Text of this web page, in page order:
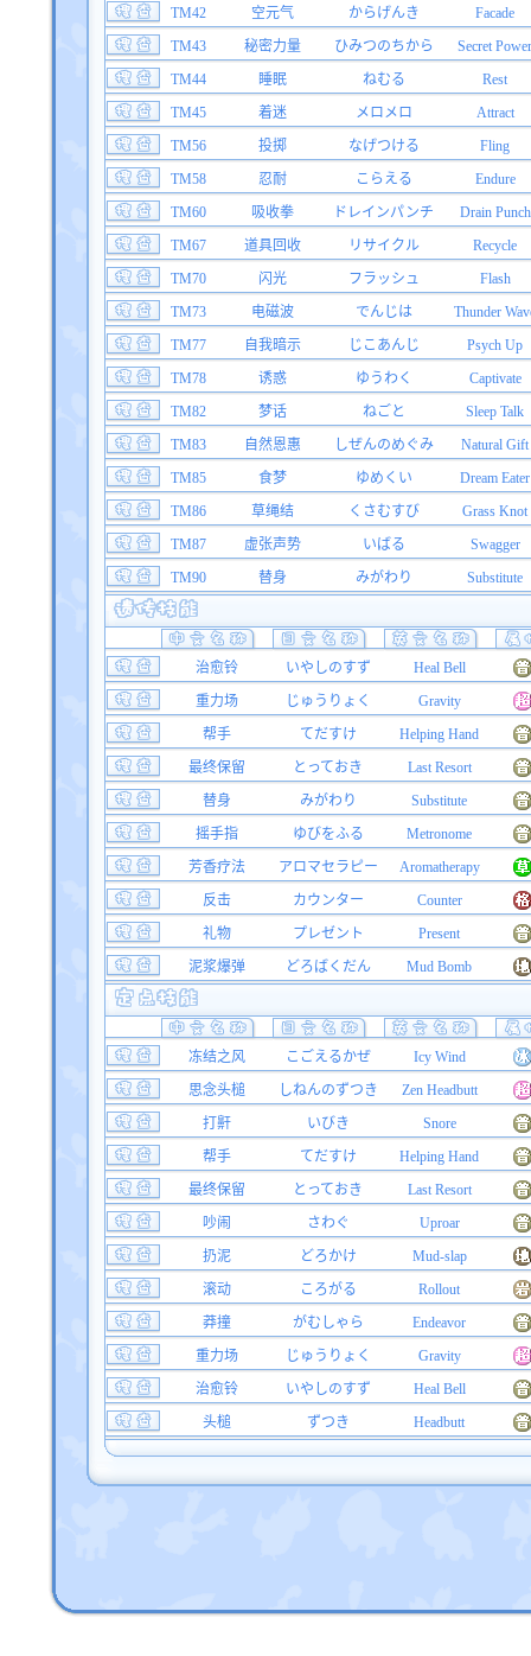
TM42
空元气 からげんき
Facade
TM43
秘密力量 ひみつのちから
Secret Power
TM44
睡眠 ねむる
Rest
TM45
着迷 メロメロ
Attract
TM56
投掷 なげつける
Fling
TM58
忍耐 こらえる
Endure
TM60
吸收拳 ドレインパンチ
Drain Punch
TM67
道具回收 リサイクル
Recycle
TM70
闪光 フラッシュ
Flash
TM73
电磁波 でんじは
Thunder
TM77
自我暗示 じこあんじ
Psych Up
TM78
诱惑 ゆうわく
Captivate
TM82
梦话 ねごと
Sleep Talk
TM83
自然恩惠 しぜんのめぐみ
Natural Gift
TM85
食梦 ゆめくい
Dream Eater
TM86
草绳结 くさむすび
Grass Knot
TM87
虚张声势 いばる
Swagger
TM90
替身 みがわり Substitute
治愈铃 いやしのすず
Heal Bell
重力场
じゅうりょく
Gravity
帮手
てだすけ
Helping Hand
最终保留
とっておき
Last Resort
替身
みがわり
Substitute
摇手指
ゆびをふる
Metronome
芳香疗法
アロマセラピー
Aromatherapy
反击
カウンター
Counter
礼物
プレゼント
Present
泥浆爆弹
どろばくだん Mud Bomb
冻结之风 こごえるかぜ
Icy Wind
思念头槌
しねんのずつき
Zen Headbutt
打鼾
いびき
Snore
帮手
てだすけ
Helping Hand
最终保留
とっておき
Last Resort
吵闹
さわぐ
Uproar
扔泥
どろかけ
Mud-slap
滚动
ころがる
Rollout
莽撞
がむしゃら
Endeavor
重力场
じゅうりょく
Gravity
治愈铃
いやしのすず
Heal Bell
头槌
ずつき Headbutt